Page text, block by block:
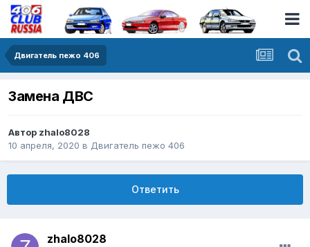
Двигатель пежо 406
Замена ДВС
Автор zhalo8028
10 апреля, 2020 в Двигатель пежо 406
Ответить
zhalo8028